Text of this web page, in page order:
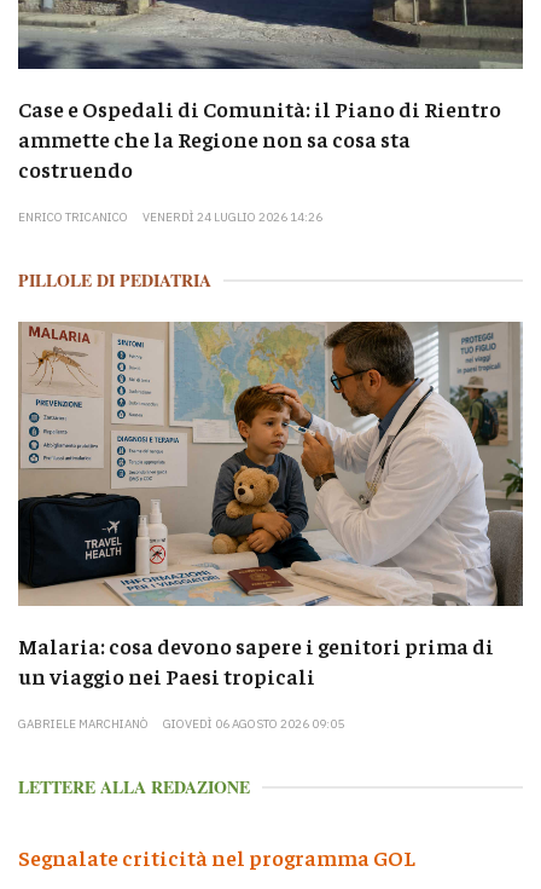
Case e Ospedali di Comunità: il Piano di Rientro
ammette che la Regione non sa cosa sta
costruendo
ENRICO TRICANICO VENERDÌ 24 LUGLIO 2026 14:26
PILLOLE DI PEDIATRIA
Malaria: cosa devono sapere i genitori prima di
un viaggio nei Paesi tropicali
GABRIELE MARCHIANÒ GIOVEDÌ 06 AGOSTO 2026 09:05
LETTERE ALLA REDAZIONE
Segnalate criticità nel programma GOL